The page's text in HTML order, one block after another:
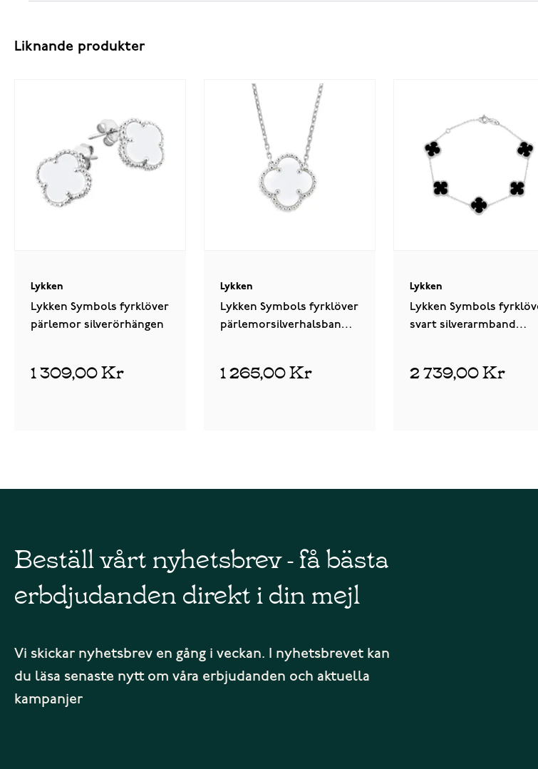
Liknande produkter
Lykken
Lykken Symbols fyrklöver
pärlemor silverörhängen
1 309,00 Kr
Lykken
Lykken Symbols fyrklöver
pärlemorsilverhalsband
1 265,00 Kr
Lykken
Lykken Symbols
svart silverarmband
2 739,00 Kr
Beställ vårt nyhetsbrev - få bästa
erbdjudanden direkt i din mejl
Vi skickar nyhetsbrev en gång i veckan. I nyhetsbrevet kan
du läsa senaste nytt om våra erbjudanden och aktuella
kampanjer